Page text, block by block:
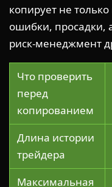
копирует не
ошибки, просадки,
риск-менеджмент
Что проверить
перед
копированием
Длина истории
трейдера
Максимальная